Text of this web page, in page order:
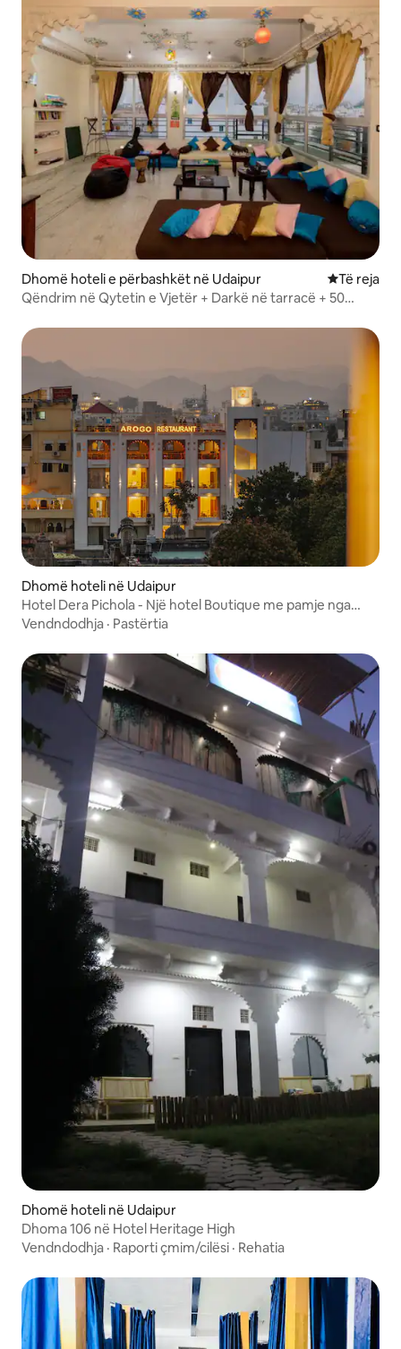
Dhomë hoteli e përbashkët në Udaipur
Të reja
Qëndrim në Qytetin e Vjetër + Darkë në tarracë + 50
Dhomë hoteli në Udaipur
Hotel Dera Pichola - Një hotel Boutique me pamje nga
liqeni
Vendndodhja · Pastërtia
Dhomë hoteli në Udaipur
Dhoma 106 në Hotel Heritage High
Vendndodhja · Raporti çmim/cilësi · Rehatia